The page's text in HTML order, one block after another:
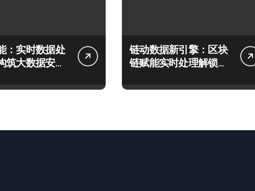
：实时数据处
筑大数据安全
链动数据新引擎：区块
链赋能实时处理解锁企